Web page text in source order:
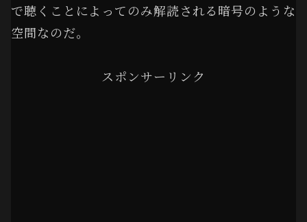
で聴くことによってのみ解読される暗号のような
空間なのだ。
スポンサーリンク